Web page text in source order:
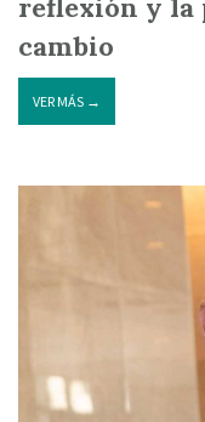
reflexión y la
cambio
VER MÁS →